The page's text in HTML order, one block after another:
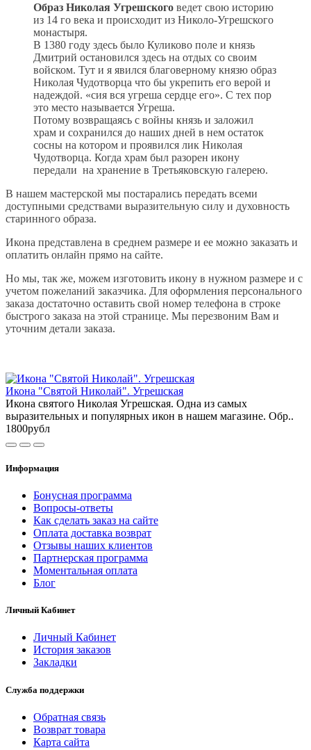
Образ Николая Угрешского ведет свою историю
из 14 го века и происходит из Николо-Угрешского
монастыря.
В 1380 году здесь было Куликово поле и князь
Дмитрий остановился здесь на отдых со своим
войском. Тут и я явился благоверному князю образ
Николая Чудотворца что бы укрепить его верой и
надеждой. «сия вся угреша сердце его». С тех пор
это место называется Угреша.
Потому возвращаясь с войны князь и заложил
храм и сохранился до наших дней в нем остаток
сосны на котором и проявился лик Николая
Чудотворца. Когда храм был разорен икону
передали на хранение в Третьяковскую галерею.
В нашем мастерской мы постарались передать всеми
доступными средствами выразительную силу и духовность
старинного образа.
Икона представлена в среднем размере и ее можно заказать и
оплатить онлайн прямо на сайте.
Но мы, так же, можем изготовить икону в нужном размере и с
учетом пожеланий заказчика. Для оформления персонального
заказа достаточно оставить свой номер телефона в строке
быстрого заказа на этой странице. Мы перезвоним Вам и
уточним детали заказа.
Икона "Святой Николай". Угрешская
Икона святого Николая Угрешская. Одна из самых
выразительных и популярных икон в нашем магазине. Обр..
1800рубл
Информация
Бонусная программа
Вопросы-ответы
Как сделать заказ на сайте
Оплата доставка возврат
Отзывы наших клиентов
Партнерская программа
Моментальная оплата
Блог
Личный Кабинет
Личный Кабинет
История заказов
Закладки
Служба поддержки
Обратная связь
Возврат товара
Карта сайта